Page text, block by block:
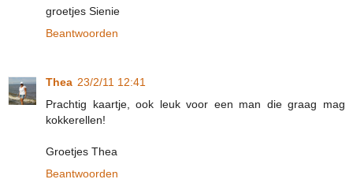
groetjes Sienie
Beantwoorden
Thea 23/2/11 12:41
Prachtig kaartje, ook leuk voor een man die graag mag
kokkerellen!
Groetjes Thea
Beantwoorden